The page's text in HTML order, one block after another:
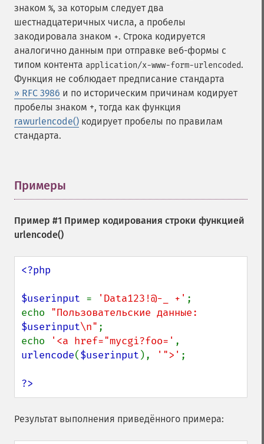
знаком %, за которым следует два
шестнадцатеричных числа, а пробелы
закодировала знаком +. Строка кодируется
аналогично данным при отправке веб-формы с
типом контента application/x-www-form-urlencoded.
Функция не соблюдает предписание стандарта
» RFC 3986 и по историческим причинам кодирует
пробелы знаком +, тогда как функция
rawurlencode() кодирует пробелы по правилам
стандарта.
Примеры
Пример #1 Пример кодирования строки функцией
urlencode()
<?php
$userinput = 'Data123!@-_ +' ;
echo
$userinput\n" ;
echo
'<a href="mycgi?foo='
urlencode($userinput ), '">' ;
?>
Результат выполнения приведённого примера: